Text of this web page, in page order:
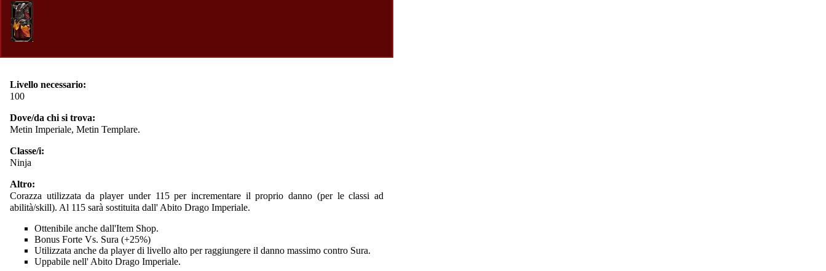
Livello necessario:
100
Dove/da chi si trova:
Metin Imperiale, Metin Templare.
Classe/i:
Ninja
Altro:
Corazza utilizzata da player under 115 per incrementare il proprio danno (per le classi ad
abilità/skill). Al 115 sarà sostituita dall' Abito Drago Imperiale.
Ottenibile anche dall'Item Shop.
Bonus Forte Vs. Sura (+25%)
Utilizzata anche da player di livello alto per raggiungere il danno massimo contro Sura.
Uppabile nell' Abito Drago Imperiale.